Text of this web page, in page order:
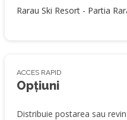
Rarau Ski Resort - Partia
ACCES RAPID
Opțiuni
Distribuie postarea sau